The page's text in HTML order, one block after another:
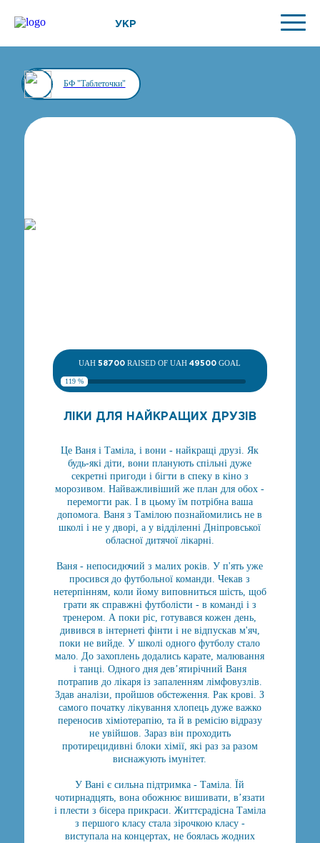
УКР
БФ "Таблеточки"
UAH58700 RAISED OF UAH49500 GOAL
119 %
ЛІКИ ДЛЯ НАЙКРАЩИХ ДРУЗІВ
Це Ваня і Таміла, і вони - найкращі друзі. Як
будь-які діти, вони планують спільні дуже
секретні пригоди і бігти в спеку в кіно з
морозивом. Найважливіший же план для обох -
перемогти рак. І в цьому їм потрібна ваша
допомога. Ваня з Тамілою познайомились не в
школі і не у дворі, а у відділенні Дніпровської
обласної дитячої лікарні.
Ваня - непосидючий з малих років. У п'ять уже
просився до футбольної команди. Чекав з
нетерпінням, коли йому виповниться шість, щоб
грати як справжні футболісти - в команді і з
тренером. А поки ріс, готувався кожен день,
дивився в інтернеті фінти і не відпускав м'яч,
поки не вийде. У школі одного футболу стало
мало. До захоплень додались карате, малювання
і танці. Одного дня дев’ятирічний Ваня
потрапив до лікаря із запаленням лімфовузлів.
Здав аналізи, пройшов обстеження. Рак крові. З
самого початку лікування хлопець дуже важко
переносив хіміотерапію, та й в ремісію відразу
не увійшов. Зараз він проходить
протирецидивні блоки хімії, які раз за разом
виснажують імунітет.
У Вані є сильна підтримка - Таміла. Їй
чотирнадцять, вона обожнює вишивати, в’язати
і плести з бісера прикраси. Життєрадісна Таміла
з першого класу стала зірочкою класу -
виступала на концертах, не боялась жодних